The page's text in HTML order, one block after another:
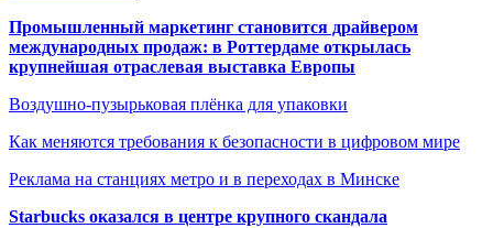
Промышленный маркетинг становится драйвером
международных продаж: в Роттердаме открылась
крупнейшая отраслевая выставка Европы
Воздушно-пузырьковая плёнка для упаковки
Как меняются требования к безопасности в цифровом мире
Реклама на станциях метро и в переходах в Минске
Starbucks оказался в центре крупного скандала